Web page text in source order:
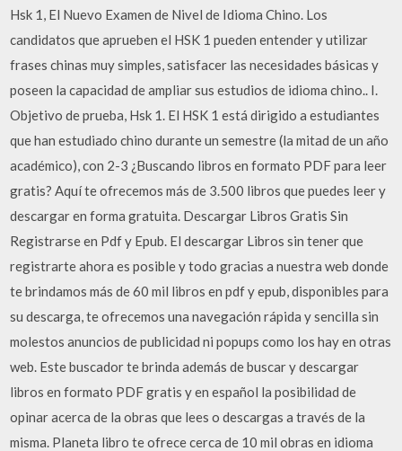
Hsk 1, El Nuevo Examen de Nivel de Idioma Chino. Los
candidatos que aprueben el HSK 1 pueden entender y utilizar
frases chinas muy simples, satisfacer las necesidades básicas y
poseen la capacidad de ampliar sus estudios de idioma chino.. I.
Objetivo de prueba, Hsk 1. El HSK 1 está dirigido a estudiantes
que han estudiado chino durante un semestre (la mitad de un año
académico), con 2-3 ¿Buscando libros en formato PDF para leer
gratis? Aquí te ofrecemos más de 3.500 libros que puedes leer y
descargar en forma gratuita. Descargar Libros Gratis Sin
Registrarse en Pdf y Epub. El descargar Libros sin tener que
registrarte ahora es posible y todo gracias a nuestra web donde
te brindamos más de 60 mil libros en pdf y epub, disponibles para
su descarga, te ofrecemos una navegación rápida y sencilla sin
molestos anuncios de publicidad ni popups como los hay en otras
web. Este buscador te brinda además de buscar y descargar
libros en formato PDF gratis y en español la posibilidad de
opinar acerca de la obras que lees o descargas a través de la
misma. Planeta libro te ofrece cerca de 10 mil obras en idioma